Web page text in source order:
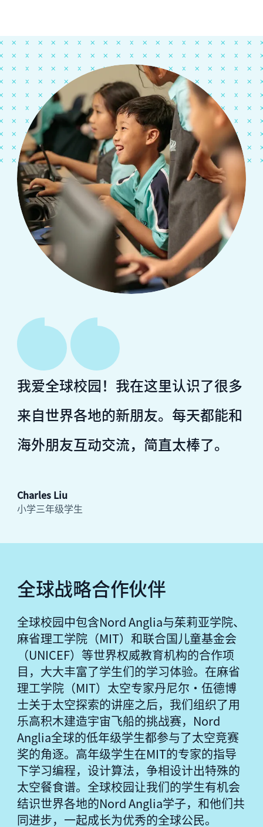
我爱全球校园！ 我在这里认识了很多
来自世界各地的新朋友。每天都能和
海外朋友互动交流，简直太棒了。
Charles Liu
小学三年级学生
全球战略合作伙伴
全球校园中包含Nord Anglia与茱莉亚学院、
麻省理工学院（MIT）和联合国儿童基金会
（UNICEF）等世界权威教育机构的合作项
目，大大丰富了学生们的学习体验。在麻省
理工学院（MIT）太空专家丹尼尔·伍德博
士关于太空探索的讲座之后，我们组织了用
乐高积木建造宇宙飞船的挑战赛，Nord
Anglia全球的低年级学生都参与了太空竞赛
奖的角逐。高年级学生在MIT的专家的指导
下学习编程，设计算法，争相设计出特殊的
太空餐食谱。全球校园让我们的学生有机会
结识世界各地的Nord Anglia学子，和他们共
同进步，一起成长为优秀的全球公民。